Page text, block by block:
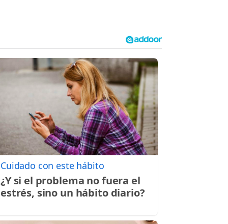
Cuidado con este hábito
¿Y si el problema no fuera el
estrés, sino un hábito diario?